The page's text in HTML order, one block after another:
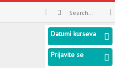
Datumi kurseva
Prijavite se